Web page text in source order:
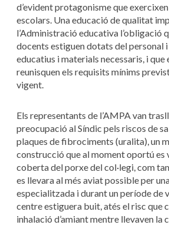
d’evident protagonisme que
escolars. Una educació de qualitat
l’Administració educativa l’obligació
docents estiguen dotats del personal
educatius i materials necessaris, i
reunisquen els requisits mínims
vigent.
Els representants de l’AMPA van
preocupació al Síndic pels riscos de
plaques de fibrociments (uralita), un
construcció que al moment oportú es
coberta del porxe del col·legi, com
es llevara al més aviat possible per
especialitzada i durant un període de
centre estiguera buit, atés el risc que
inhalació d’amiant mentre llevaven la